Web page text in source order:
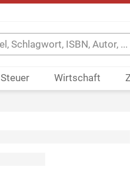
Steuer Wirtschaft